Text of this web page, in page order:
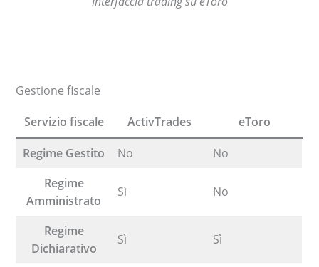
Gestione fiscale
Servizio fiscale
ActivTrades
eToro
Regime Gestito
No
No
Regime
Amministrato
Sì No
Regime
Dichiarativo
Sì Sì